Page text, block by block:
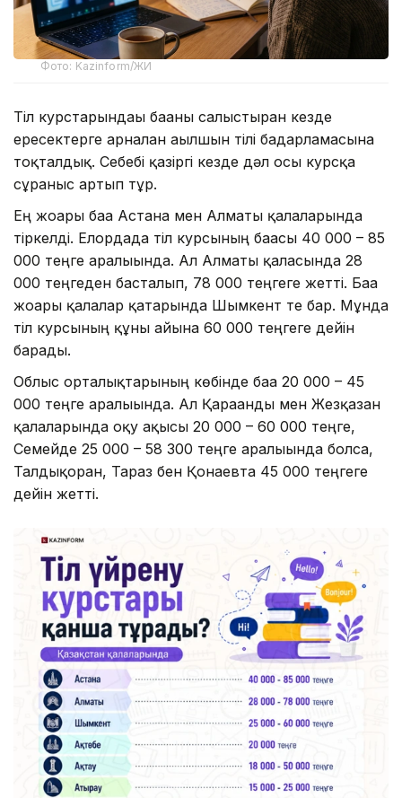
Фото: Kazinform/ЖИ
Тіл курстарындағы бағаны салыстырған кезде
ересектерге арналған ағылшын тілі бағдарламасына
тоқталдық. Себебі қазіргі кезде дәл осы курсқа
сұраныс артып тұр.
Ең жоғары баға Астана мен Алматы қалаларында
тіркелді. Елордада тіл курсының бағасы 40 000 – 85
000 теңге аралығында. Ал Алматы қаласында 28
000 теңгеден басталып, 78 000 теңгеге жетті. Баға
жоғары қалалар қатарында Шымкент те бар. Мұнда
тіл курсының құны айына 60 000 теңгеге дейін
барады.
Облыс орталықтарының көбінде баға 20 000 – 45
000 теңге аралығында. Ал Қарағанды мен Жезқазған
қалаларында оқу ақысы 20 000 – 60 000 теңге,
Семейде 25 000 – 58 300 теңге аралығында болса,
Талдықорған, Тараз бен Қонаевта 45 000 теңгеге
дейін жетті.